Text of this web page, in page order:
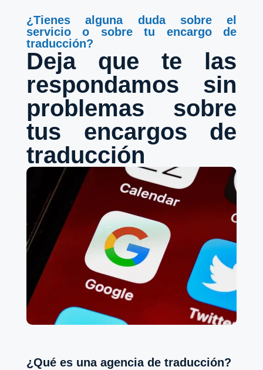
¿Tienes alguna duda sobre el
servicio o sobre tu encargo de
traducción?
Deja que te las
respondamos sin
problemas sobre
tus encargos de
traducción
¿Qué es una agencia de traducción?